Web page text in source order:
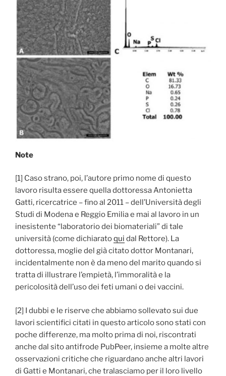
Note
[1] Caso strano, poi, l’autore primo nome di questo
lavoro risulta essere quella dottoressa Antonietta
Gatti, ricercatrice – fino al 2011 – dell’Università degli
Studi di Modena e Reggio Emilia e mai al lavoro in un
inesistente “laboratorio dei biomateriali” di tale
università (come dichiaratoqui dal Rettore). La
dottoressa, moglie del già citato dottor Montanari,
incidentalmente non è da meno del marito quando si
tratta di illustrare l’empietà, l’immoralità e la
pericolosità dell’uso dei feti umani o dei vaccini.
[2] I dubbi e le riserve che abbiamo sollevato sui due
lavori scientifici citati in questo articolo sono stati con
poche differenze, ma molto prima di noi, riscontrati
anche dal sito antifrode PubPeer, insieme a molte altre
osservazioni critiche che riguardano anche altri lavori
di Gatti e Montanari, che tralasciamo per il loro livello